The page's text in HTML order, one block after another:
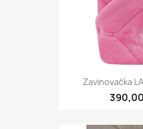
Zavinovačka